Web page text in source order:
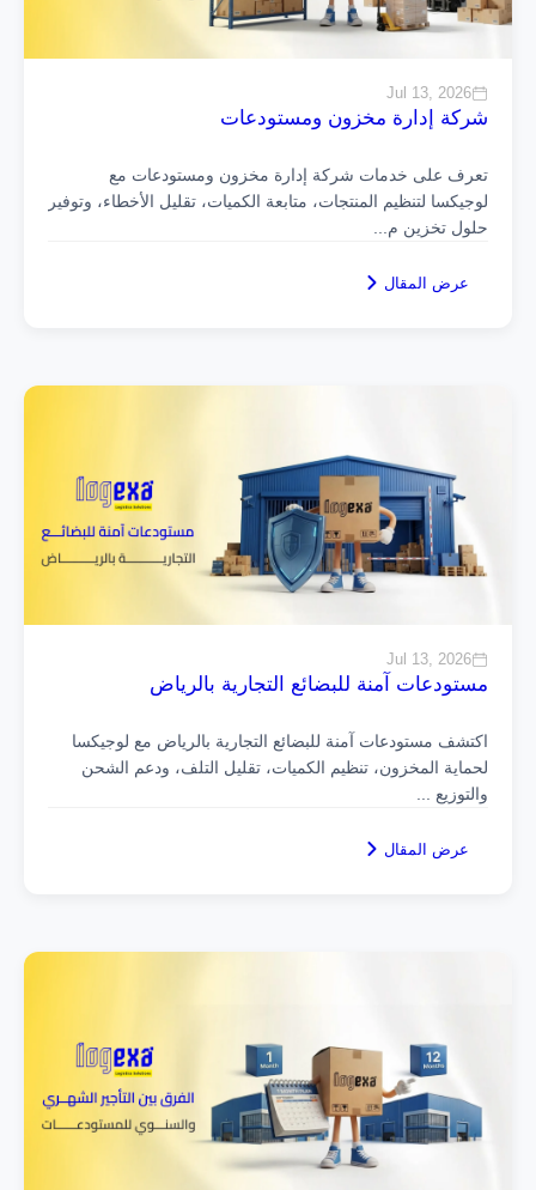
Jul 13, 2026
شركة إدارة مخزون ومستودعات
تعرف على خدمات شركة إدارة مخزون ومستودعات مع
لوجيكسا لتنظيم المنتجات، متابعة الكميات، تقليل الأخطاء، وتوفير
حلول تخزين م
عرض المقال
Jul 13, 2026
مستودعات آمنة للبضائع التجارية بالرياض
اكتشف مستودعات آمنة للبضائع التجارية بالرياض مع لوجيكسا
لحماية المخزون، تنظيم الكميات، تقليل التلف، ودعم الشحن
والتوزيع
عرض المقال